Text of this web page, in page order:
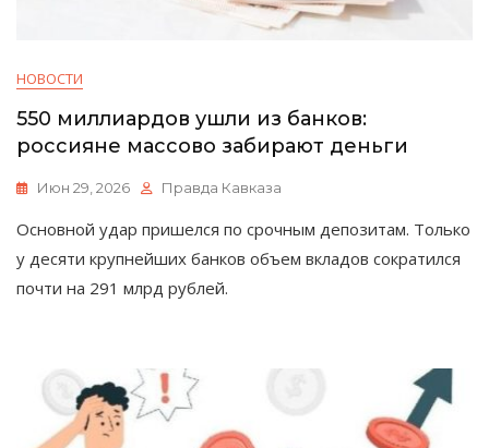
НОВОСТИ
550 миллиардов ушли из банков:
россияне массово забирают деньги
Июн 29, 2026 Правда Кавказа
Основной удар пришелся по срочным депозитам. Только
у десяти крупнейших банков объем вкладов сократился
почти на 291 млрд рублей.